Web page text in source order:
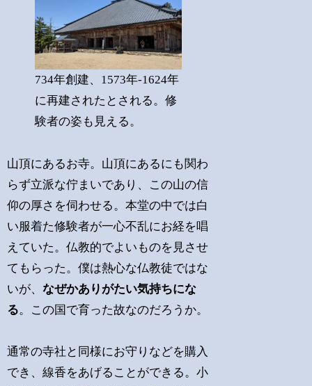
734年創建、1573年-1624年
に再建されたとされる。修
験者の姿も見える。
山頂にあるお寺。山頂にあるにも関わ
らず立派な佇まいであり、この山の信
仰の厚さを伺わせる。本堂の中では白
い服着た修験者が一心不乱にお経を唱
えていた。仏教的でよいものを見させ
てもらった。僕は熱心な仏教徒ではな
いが、なぜかありがたい気持ちにな
る。この国で育った故なのだろうか。
通常の寺社と同様にお守りなどを購入
でき、線香をあげることができる。小